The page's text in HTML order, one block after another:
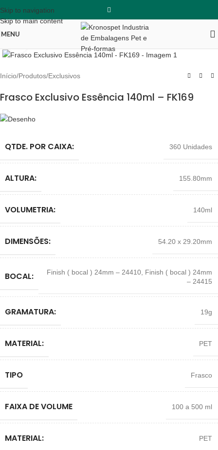
Skip to navigation
Skip to main content
MENU
Clique para ampliar
Início/Produtos/Exclusivos
Frasco Exclusivo Essência 140ml – FK169
QTDE. POR CAIXA: 360 Unidades
ALTURA: 155.80mm
VOLUMETRIA: 140ml
DIMENSÕES: 54.20 x 29.20mm
BOCAL: Finish ( bocal ) 24mm – 24410 Finish ( bocal ) 24mm
– 24415
GRAMATURA: 19g
MATERIAL: PET
TIPO Frasco
FAIXA DE VOLUME 100 a 500 ml
MATERIAL: PET